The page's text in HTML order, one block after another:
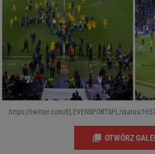
https://twitter.com/ELEVENSPORTSPL/status/
OTWÓRZ